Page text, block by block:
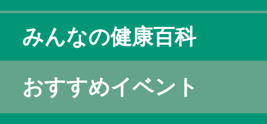
みんなの健康百科
おすすめイベント